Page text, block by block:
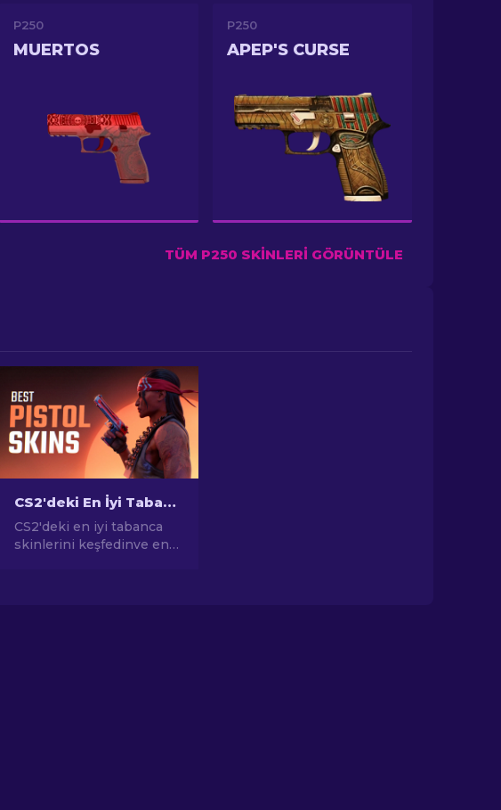
P250
MUERTOS
P250
APEP'S CURSE
TÜM P250 SKINLERI GÖRÜNTÜLE
CS2'deki En İyi Tabanca Skinleri [2026]
CS2'deki en iyi tabanca
skinlerini keşfedinve en